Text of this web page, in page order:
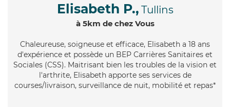
Elisabeth P., Tullins
à 5km de chez Vous
Chaleureuse, soigneuse et efficace, Elisabeth a 18 ans
d'expérience et possède un BEP Carrières Sanitaires et
Sociales (CSS). Maitrisant bien les troubles de la vision et
l'arthrite, Elisabeth apporte ses services de
courses/livraison, surveillance de nuit, mobilité et repas*